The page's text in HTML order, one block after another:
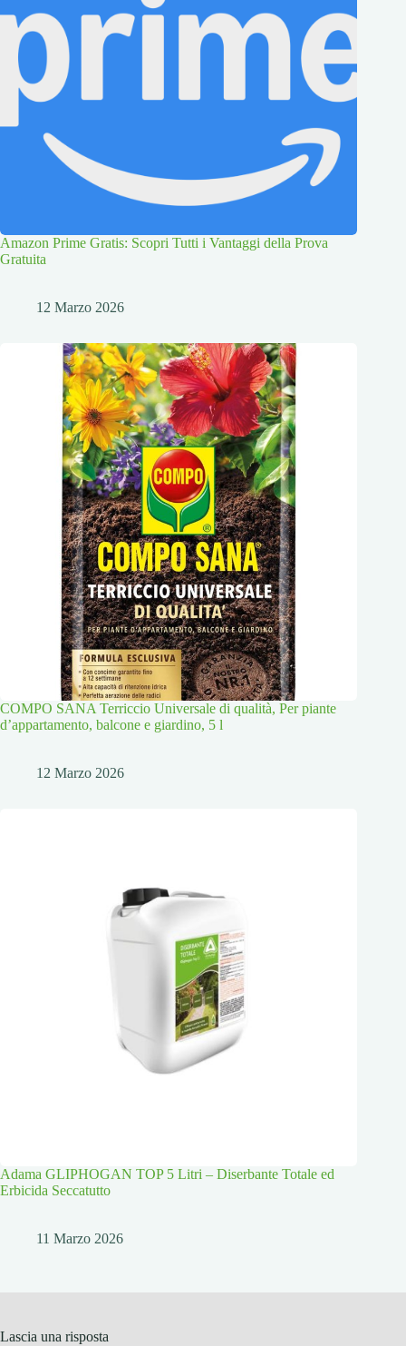
Amazon Prime Gratis: Scopri Tutti i Vantaggi della Prova
Gratuita
12 Marzo 2026
COMPO SANA Terriccio Universale di qualità, Per piante
d’appartamento, balcone e giardino, 5 l
12 Marzo 2026
Adama GLIPHOGAN TOP 5 Litri – Diserbante Totale ed
Erbicida Seccatutto
11 Marzo 2026
Lascia una risposta